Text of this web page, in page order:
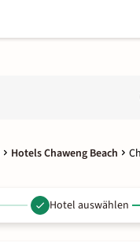
Hotels Chaweng Beach
Hotel auswählen